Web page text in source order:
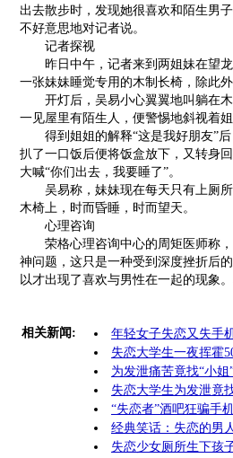
出去散步时，发现她很喜欢和陌生男
不好意思地对记者说。
记者探视
昨日中午，记者来到两姐妹在望龙
一张妹妹睡觉专用的木制长椅，除此外
开灯后，吴易小心翼翼地叫躺在木
一见屋里有陌生人，便警惕地斜视着姐
得到姐姐的解释“这是我好朋友”后
扒了一口饭后便将饭盒放下，又转身
大喊“你们出去，我要睡了”。
吴易称，妹妹现在每天只有上厕所
木椅上，时而昏睡，时而望天。
心理咨询
荣格心理咨询中心的周矩医师称，
神问题，这只是一种受到深度挫折后
以才出现了喜欢与男性在一起的现象
相关新闻: 年轻女子失恋又失手
失恋大学生一夜挥霍
为发泄痛苦竟找“小
失恋大学生为发泄竟
“失恋者”酒吧狂骗手
经典笑话： 失恋的男
失恋少女厕所生下孩